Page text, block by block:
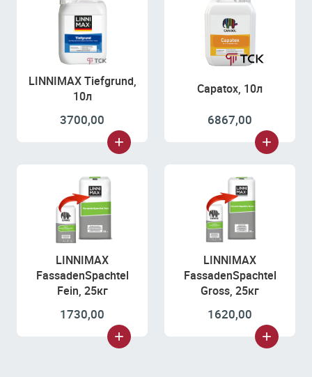
LINNIMAX Tiefgrund,
10л
3700,00
Capatox, 10л
6867,00
LINNIMAX
FassadenSpachtel
Fein, 25кг
1730,00
LINNIMAX
FassadenSpachtel
Gross, 25кг
1620,00